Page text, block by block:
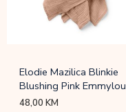
Elodie Mazilica Blinkie
Blushing Pink Emmylou
48,00KM